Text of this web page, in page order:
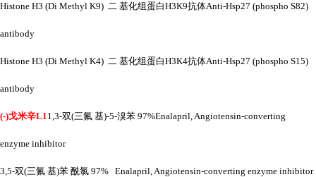
Histone H3 (Di Methyl K9) 二 基化组蛋白H3K9抗体Anti-Hsp27 (phospho S82)
antibody
Histone H3 (Di Methyl K4) 二 基化组蛋白H3K4抗体Anti-Hsp27 (phospho S15)
antibody
(-)戈米辛L11,3-双(三氟 基)-5-溴苯 97%Enalapril, Angiotensin-converting
enzyme inhibitor
3,5-双(三氟 基)苯 酰氯 97% Enalapril, Angiotensin-converting enzyme inhibitor